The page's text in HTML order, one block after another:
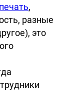
,
разные
это